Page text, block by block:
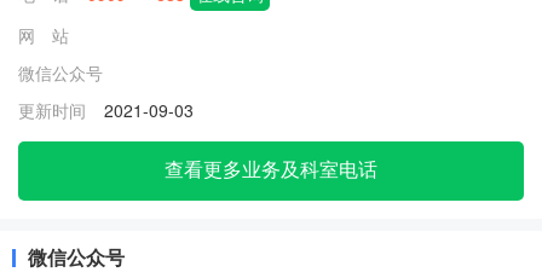
网 站
微信公众号
更新时间
2021-09-03
查看更多业务及科室电话
微信公众号